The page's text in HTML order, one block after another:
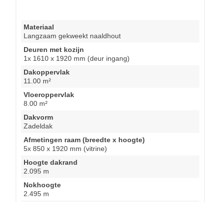
Materiaal
Langzaam gekweekt naaldhout
Deuren met kozijn
1x 1610 x 1920 mm (deur ingang)
Dakoppervlak
11.00 m²
Vloeroppervlak
8.00 m²
Dakvorm
Zadeldak
Afmetingen raam (breedte x hoogte)
5x 850 x 1920 mm (vitrine)
Hoogte dakrand
2.095 m
Nokhoogte
2.495 m